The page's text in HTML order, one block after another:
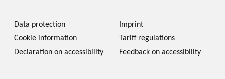
Data protection
Imprint
Cookie information
Tariff regulations
Declaration on accessibility
Feedback on accessibility